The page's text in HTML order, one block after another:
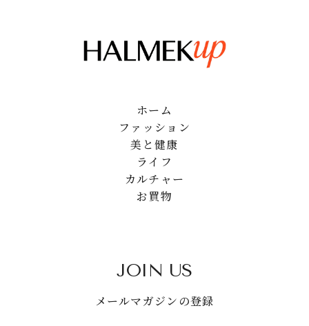
ホーム
ファッション
美と健康
ライフ
カルチャー
お買物
JOIN US
メールマガジンの登録